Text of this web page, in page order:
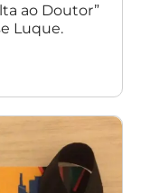
ao Doutor”
Luque.